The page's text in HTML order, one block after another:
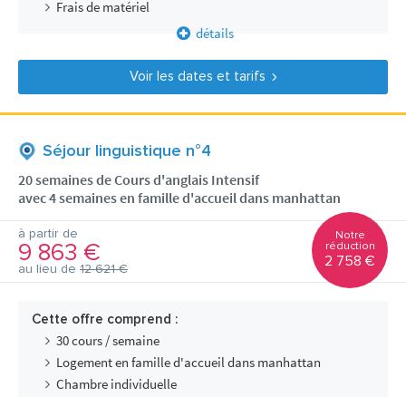
Frais de matériel
détails
Voir les dates et tarifs
Séjour linguistique n°4
20 semaines de Cours d'anglais Intensif
avec 4 semaines en famille d'accueil dans manhattan
à partir de
9 863 €
au lieu de 12 621 €
Notre
réduction
2 758 €
Cette offre comprend :
30 cours / semaine
Logement en famille d'accueil dans manhattan
Chambre individuelle